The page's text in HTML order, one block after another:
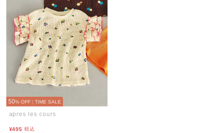
50% OFF | TIME SALE
apres les cours
¥495 税込